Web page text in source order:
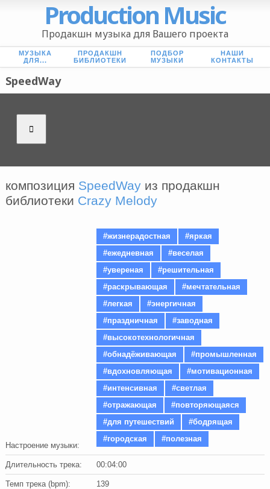
Production Music
Продакшн музыка для Вашего проекта
МУЗЫКА
ДЛЯ...
ПРОДАКШН
БИБЛИОТЕКИ
ПОДБОР
МУЗЫКИ
НАШИ
КОНТАКТЫ
SpeedWay
композиция SpeedWayиз продакшн
библиотеки Crazy Melody
Настроение музыки:
#жизнерадостная
#яркая
#ежедневная
#веселая
#увереная
#решительная
#раскрывающая
#мечтательная
#легкая
#энергичная
#праздничная
#заводная
#высокотехнологичная
#обнадёживающая
#промышленная
#вдохновляющая
#мотивационная
#интенсивная
#светлая
#отражающая
#повторяющаяся
#для путешествий
#бодрящая
#городская
#полезная
Длительность трека: 00:04:00
Темп трека (bpm): 139